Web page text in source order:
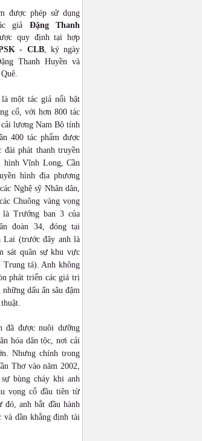
được phép sử dụng
giả Đặng Thanh
quy định tại hợp
- CLB, ký ngày
Thanh Huyền và
một tác giả nổi bật
cổ, với hơn 800 tác
lương Nam Bộ tính
400 tác phẩm được
đài phát thanh truyền
hình Vĩnh Long, Cần
hình địa phương
Nghệ sỹ Nhân dân,
Chuông vàng vọng
là Trưởng ban 3 của
đoàn 34, đóng tại
Lai (trước đây anh là
sát quân sự khu vực
Trung tá). Anh không
phát triển các giá trị
dấu ấn sâu đậm
đã được nuôi dưỡng
hóa dân tộc, nơi cải
Nhưng chính trong
Thơ vào năm 2002,
bùng cháy khi anh
vọng cổ đầu tiên từ
anh bắt đầu hành
và dần khẳng định tài